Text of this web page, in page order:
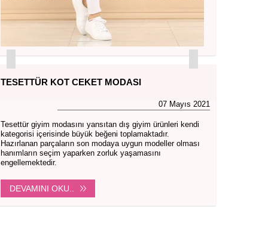
TESETTÜR KOT CEKET MODASI
07 Mayıs 2021
Tesettür giyim modasını yansıtan dış giyim ürünleri kendi
kategorisi içerisinde büyük beğeni toplamaktadır.
Hazırlanan parçaların son modaya uygun modeller olması
hanımların seçim yaparken zorluk yaşamasını
engellemektedir.
DEVAMINI OKU..